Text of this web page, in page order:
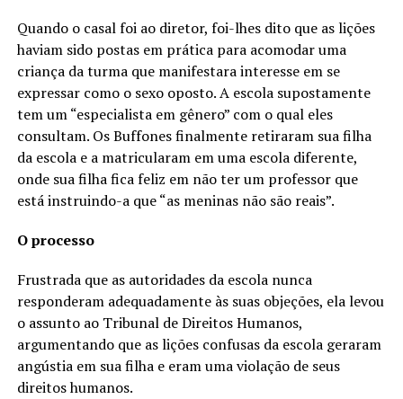
Quando o casal foi ao diretor, foi-lhes dito que as lições
haviam sido postas em prática para acomodar uma
criança da turma que manifestara interesse em se
expressar como o sexo oposto. A escola supostamente
tem um “especialista em gênero” com o qual eles
consultam. Os Buffones finalmente retiraram sua filha
da escola e a matricularam em uma escola diferente,
onde sua filha fica feliz em não ter um professor que
está instruindo-a que “as meninas não são reais”.
O processo
Frustrada que as autoridades da escola nunca
responderam adequadamente às suas objeções, ela levou
o assunto ao Tribunal de Direitos Humanos,
argumentando que as lições confusas da escola geraram
angústia em sua filha e eram uma violação de seus
direitos humanos.